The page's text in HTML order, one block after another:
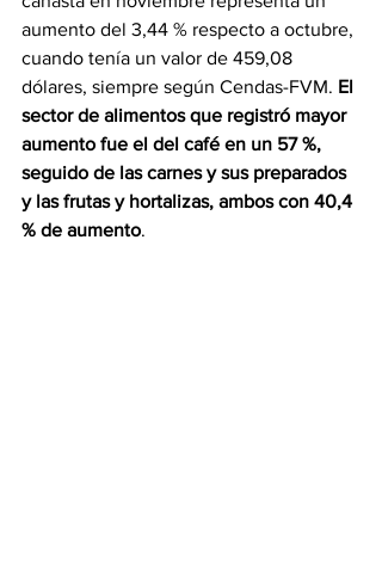
aumento del 3,44 % respecto a octubre,
cuando tenía un valor de 459,08
dólares, siempre según Cendas-FVM. El
sector de alimentos que registró mayor
aumento fue el del café en un 57 %,
seguido de las carnes y sus preparados
y las frutas y hortalizas, ambos con 40,4
% de aumento.